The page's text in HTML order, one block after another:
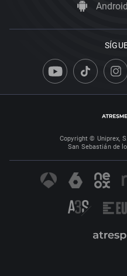
Android
Copyright © Uniprex,
San Sebastián de